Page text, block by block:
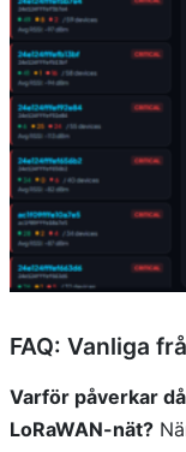
FAQ: Vanliga
Varför påverkar
LoRaWAN-nät?